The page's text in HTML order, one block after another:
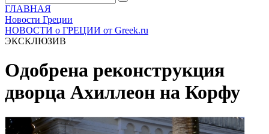
ГЛАВНАЯ
Новости Греции
НОВОСТИ о ГРЕЦИИ от Greek.ru
ЭКСКЛЮЗИВ
Одобрена реконструкция
дворца Ахиллеон на Корфу